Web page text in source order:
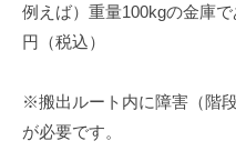
例えば）重量100kgの金庫
円（税込）
※搬出ルート内に障害（階
が必要です。